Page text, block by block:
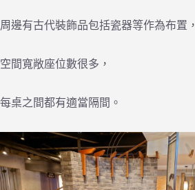
周邊有古代裝飾品包括瓷器等作為布置，
空間寬敞座位數很多，
每桌之間都有適當隔間。